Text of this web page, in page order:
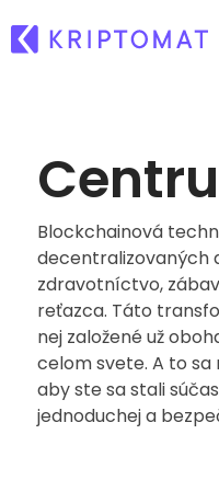
Viac
Top
Nájdite
Blockchainová
decentralizovaných
zdravotníctvo,
reťazca. Táto
nej založené už
celom svete. A to sa
aby ste sa stali
jednoduchej a